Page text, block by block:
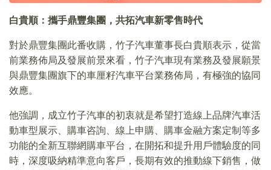
白貴順：攜手鼎豐集團，共拓汽車新零售時代
對於鼎豐集團此番收購，竹子汽車董事長白貴順表示，從當
前業務佈局及發展前景來看，竹子汽車現有業務及發展願景
與鼎豐集團旗下的車厘籽汽車平台業務佈局，有極強的協同
效應。
他強調，成立竹子汽車的初衷就是希望打造線上品牌汽車活
動車型展示、購車咨詢、線上申購、購車金融方案定制等多
功能的全新互聯網購車平台，在開拓和提升用戶體驗度的同
時，深度吸納精準意向客戶，長期有效的推動線下銷售，做